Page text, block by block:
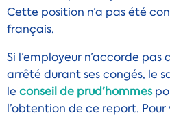
Cette position n’a pas été
français.
Si l’employeur n’accorde
arrêté durant ses congés, le
le conseil de prud’hommes
l’obtention de ce report. Pour